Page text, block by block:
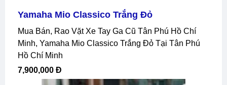
Yamaha Mio Classico Trắng Đỏ
Mua Bán, Rao Vặt Xe Tay Ga Cũ Tân Phú Hồ Chí
Minh, Yamaha Mio Classico Trắng Đỏ Tại Tân Phú
Hồ Chí Minh
7,900,000 Đ